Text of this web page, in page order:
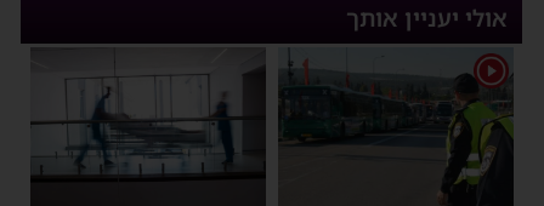
אולי יעניין אותך
1